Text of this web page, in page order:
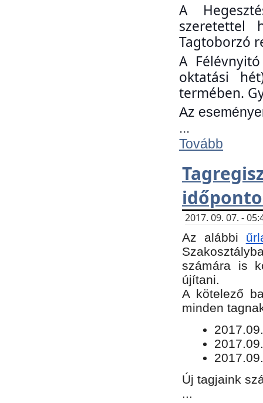
A
szeretettel
Tagtoborzó
A
oktatási
termében.
Az
...
Tovább
2017. 09. 07. -
Az alábbi
számára is
újítani.
​A kötelező
minden
Új tagjaink